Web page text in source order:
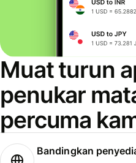
Muat turun
penukar
percuma
Bandingkan